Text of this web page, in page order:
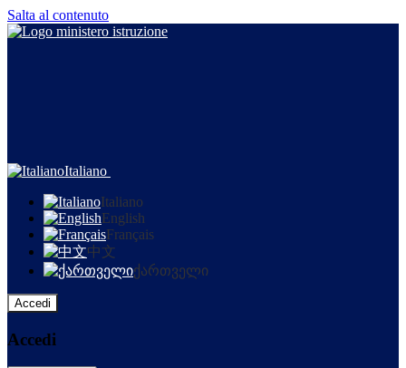
Salta al contenuto
Italiano
Italiano
English
Français
中文
ქართველი
Accedi
Accedi